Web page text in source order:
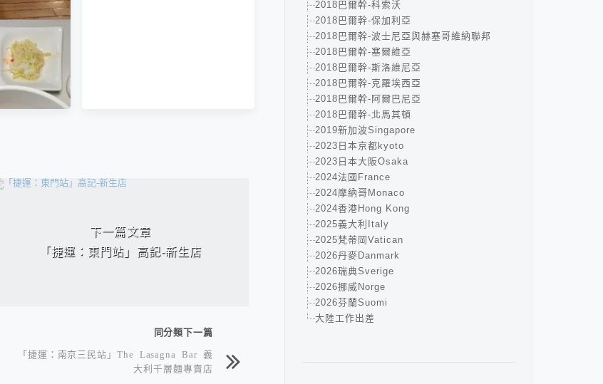
下一篇文章
「捷運：東門站」高記-新生店
同分類下一篇
「捷運：南京三民站」The Lasagna Bar 義
大利千層麵專賣店
2018巴爾幹-科索沃
2018巴爾幹-保加利亞
2018巴爾幹-波士尼亞與赫塞哥維納聯邦
2018巴爾幹-塞爾維亞
2018巴爾幹-斯洛維尼亞
2018巴爾幹-克羅埃西亞
2018巴爾幹-阿爾巴尼亞
2018巴爾幹-北馬其頓
2019新加波Singapore
2023日本京都kyoto
2023日本大阪Osaka
2024法國France
2024摩納哥Monaco
2024香港Hong Kong
2025義大利Italy
2025梵蒂岡Vatican
2026丹麥Danmark
2026瑞典Sverige
2026挪威Norge
2026芬蘭Suomi
大陸工作出差